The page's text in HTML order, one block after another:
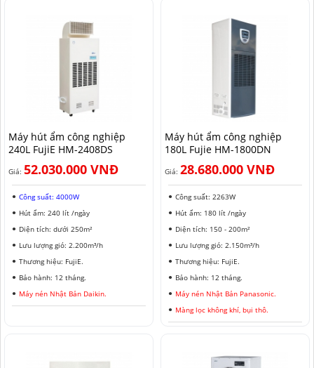
Máy hút ẩm công nghiệp
240L FujiE HM-2408DS​
Giá: 52.030.000 VNĐ
Công suất: 4000W
Hút ẩm: 240 lít /ngày
Diện tích: dưới 250m²
Lưu lượng gió: 2.200m³/h
Thương hiệu: FujiE.
Bảo hành: 12 tháng.
Máy nén Nhật Bản Daikin.
Máy hút ẩm công nghiệp
180L Fujie HM-1800DN
Giá: 28.680.000 VNĐ
Công suất: 2263W
Hút ẩm: 180 lít /ngày
Diện tích: 150 - 200m²
Lưu lượng gió: 2.150m³/h
Thương hiệu: FujiE.
Bảo hành: 12 tháng.
Máy nén Nhật Bản Panasonic.
Màng lọc không khí, bụi thô.